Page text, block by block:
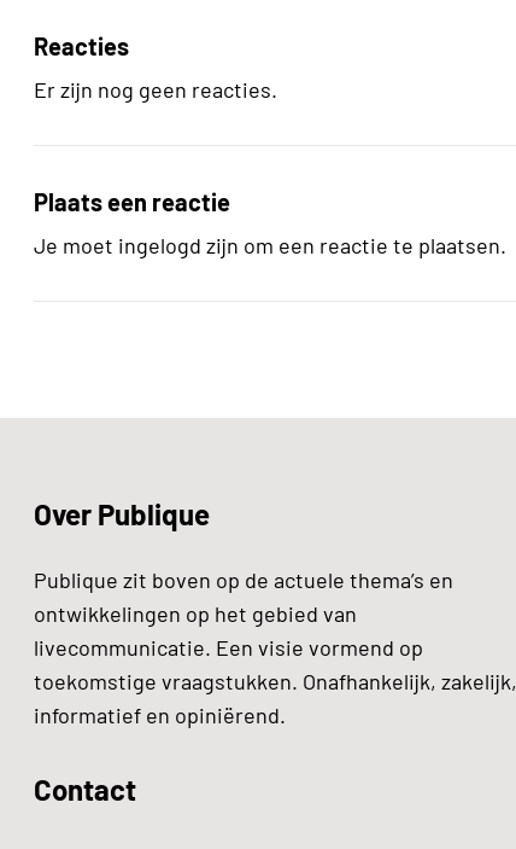
Reacties
Er zijn nog geen reacties.
Plaats een reactie
Je moet ingelogd zijn om een reactie te plaatsen.
Over Publique
Publique zit boven op de actuele thema’s en
ontwikkelingen op het gebied van
livecommunicatie. Een visie vormend op
toekomstige vraagstukken. Onafhankelijk, zakelijk,
informatief en opiniërend.
Contact